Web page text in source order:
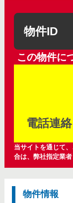
物件ID
この物件に
電話連絡
当サイトを通じて
合は、弊社指定業
物件情報